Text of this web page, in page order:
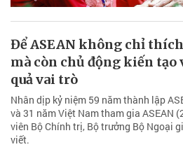
Để ASEAN không chỉ
mà còn chủ động kiến tạo
quả vai trò
Nhân dịp kỷ niệm 59 năm thành lập
và 31 năm Việt Nam tham gia ASEAN
viên Bộ Chính trị, Bộ trưởng Bộ Ngoại
viết.